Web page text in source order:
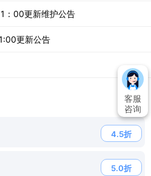
：00更新维护公告
更新公告
4.5折
5.0折
客服
咨询